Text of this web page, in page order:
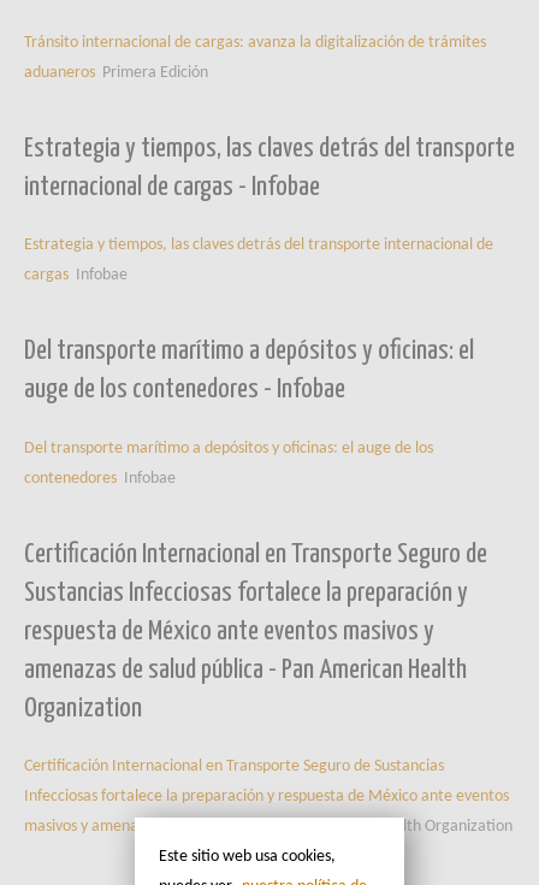
Tránsito internacional de cargas: avanza la digitalización de trámites
aduaneros Primera Edición
Estrategia y tiempos, las claves detrás del transporte
internacional de cargas - Infobae
Estrategia y tiempos, las claves detrás del transporte internacional de
cargas Infobae
Del transporte marítimo a depósitos y oficinas: el
auge de los contenedores - Infobae
Del transporte marítimo a depósitos y oficinas: el auge de los
contenedores Infobae
Certificación Internacional en Transporte Seguro de
Sustancias Infecciosas fortalece la preparación y
respuesta de México ante eventos masivos y
amenazas de salud pública - Pan American Health
Organization
Certificación Internacional en Transporte Seguro de Sustancias
Infecciosas fortalece la preparación y respuesta de México ante eventos
masivos y amenazas de salud pública
Pan American Health Organization
Este sitio web usa cookies,